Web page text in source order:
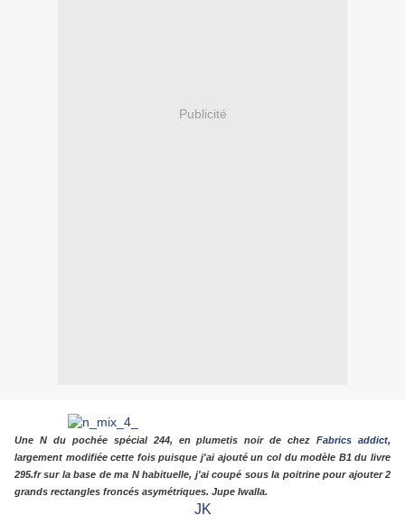
Publicité
Une N du pochée spécial 244, en plumetis noir de chezFabrics addict,
largement modifiée cette fois puisque j'ai ajouté un col du modèle B1 du livre
295.fr sur la base de ma N habituelle, j'ai coupé sous la poitrine pour ajouter 2
grands rectangles froncés asymétriques. Jupe Iwalla.
JK